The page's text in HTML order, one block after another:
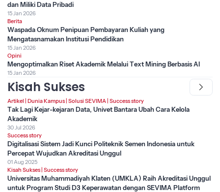
dan Miliki Data Pribadi
15 Jan 2026
Berita
Waspada Oknum Penipuan Pembayaran Kuliah yang
Mengatasnamakan Institusi Pendidikan
15 Jan 2026
Opini
Mengoptimalkan Riset Akademik Melalui Text Mining Berbasis AI
15 Jan 2026
Kisah Sukses
Artikel Dunia Kampus Solusi SEVIMA Success story
Tak Lagi Kejar-kejaran Data, Univet Bantara Ubah Cara Kelola
Akademik
30 Jul 2026
Success story
Digitalisasi Sistem Jadi Kunci Politeknik Semen Indonesia untuk
Percepat Wujudkan Akreditasi Unggul
01 Aug 2025
Kisah Sukses Success story
Universitas Muhammadiyah Klaten (UMKLA) Raih Akreditasi Unggul
untuk Program Studi D3 Keperawatan dengan SEVIMA Platform